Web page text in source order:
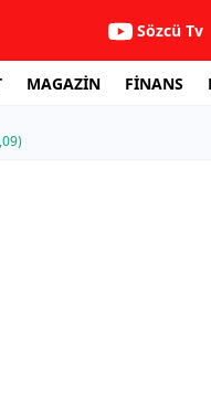
Sözcü Tv
MAGAZİN FİNANS